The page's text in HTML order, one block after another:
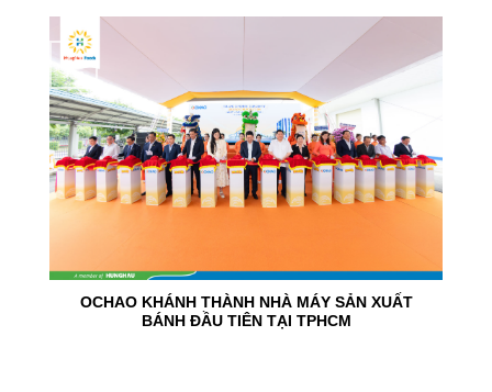
OCHAO KHÁNH THÀNH NHÀ MÁY SẢN XUẤT
BÁNH ĐẦU TIÊN TẠI TPHCM
24
Jun